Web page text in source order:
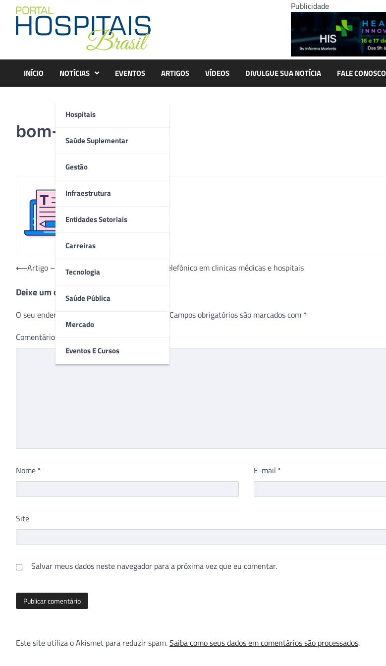
content
Publicidade
INÍCIO NOTÍCIAS
Hospitais
Saúde Suplementar
Gestão
Infraestrutura
Entidades Setoriais
Carreiras
Tecnologia
Saúde Pública
Mercado
Eventos E Cursos
EVENTOS ARTIGOS VÍDEOS DIVULGUE SUA NOTÍCIA FALE CONOSCO
bom-atendimento
Navegação
Post
⟵Artigo – A precariedade do atendimento telefônico em clinicas médicas e hospitais
Deixe um comentário
O seu endereço de e-mail não será publicado. Campos obrigatórios são marcados com *
Comentário
Nome * E-mail *
Site
Salvar meus dados neste navegador para a próxima vez que eu comentar.
Este site utiliza o Akismet para reduzir spam.Saiba como seus dados em comentários são processados.